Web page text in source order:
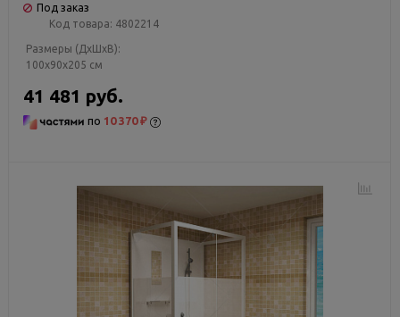
Под заказ
Код товара: 4802214
Размеры (ДxШxВ):
100x90x205 см
41 481 руб.
по 10 370 ₽